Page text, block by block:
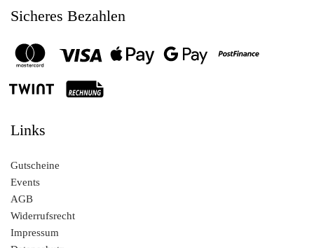
Sicheres Bezahlen
Links
Gutscheine
Events
AGB
Widerrufsrecht
Impressum